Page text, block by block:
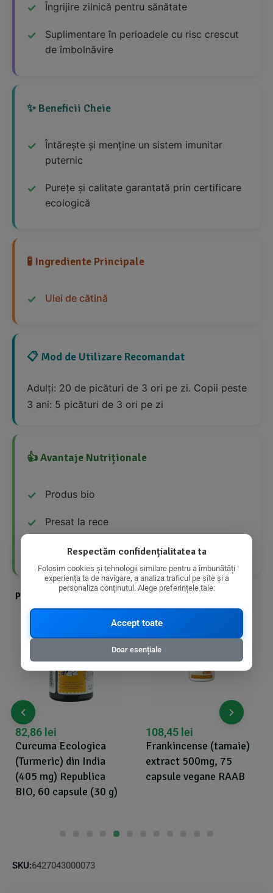
Îngrijire zilnică pentru sănătate
Suplimentare în perioadele cu risc crescut
de îmbolnăvire
✨ Beneficii Cheie
Întărește și menține un sistem imunitar
puternic
Purețe și calitate garantată prin certificare
ecologică
🧪 Ingrediente Principale
Ulei de cătină
📋 Mod de Utilizare Recomandat
Adulți: 20 de picături de 3 ori pe zi. Copii peste
3 ani: 5 picături de 3 ori pe zi
👍 Avantaje Nutriționale
Produs bio
Presat la rece
Fără alte uleiuri adăugate
Produse din aceeasi categorie cu produsul ales
Curcuma Ecologica
(Turmeric) din India
(405 mg) Republica
BIO, 60 capsule (30 g)
82,86 lei
Frankincense (tamaie)
extract 500mg, 75
capsule vegane RAAB
108,45 lei
SKU:6427043000073
Respectăm confidențialitatea ta
Folosim cookies și tehnologii similare pentru a îmbunătăți
experiența ta de navigare, a analiza traficul pe site și a
personaliza conținutul. Alege preferințele tale:
Accept toate
Doar esențiale